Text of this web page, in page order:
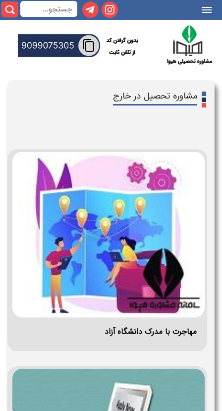
|||
مشاوره تحصیل در خارج
مهاجرت با مدرک دانشگاه آزاد